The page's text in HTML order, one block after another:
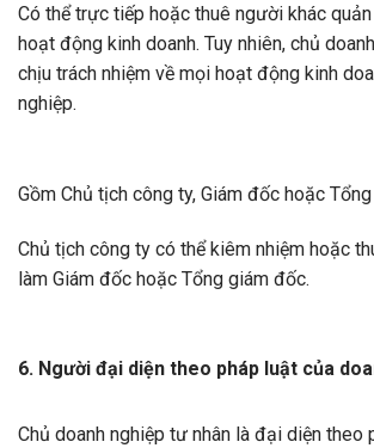
Có thể trực tiếp hoặc thuê người khác quản
hoạt động kinh doanh. Tuy nhiên, chủ
chịu trách nhiệm về mọi hoạt động kinh
nghiệp.
Gồm Chủ tịch công ty, Giám đốc hoặc
Chủ tịch công ty có thể kiêm nhiệm hoặc
làm Giám đốc hoặc Tổng giám đốc.
6. Người đại diện theo pháp luật của
Chủ doanh nghiệp tư nhân là đại diện theo